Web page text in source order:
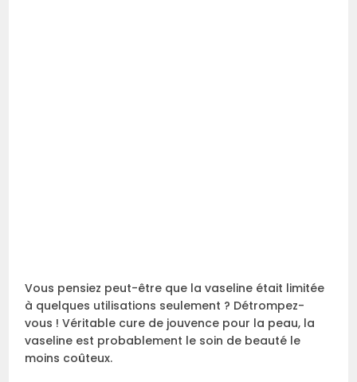
Vous pensiez peut-être que la vaseline était limitée
à quelques utilisations seulement ? Détrompez-
vous ! Véritable cure de jouvence pour la peau, la
vaseline est probablement le soin de beauté le
moins coûteux.